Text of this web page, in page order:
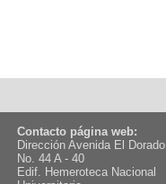
Contacto página web:
Dirección Avenida El Dorado
No. 44 A - 40
Edif. Hemeroteca Nacional